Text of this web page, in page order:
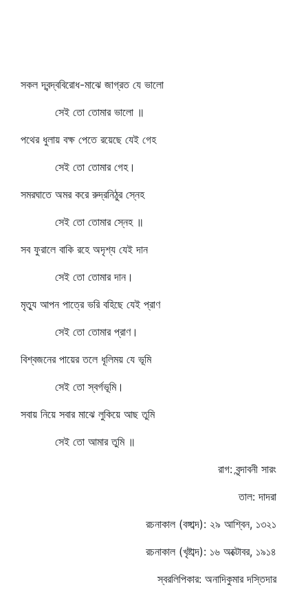
সকল দ্বন্দ্ববিরোধ-মাঝে জাগ্রত যে ভালো
সেই তো তোমার ভালো ॥
পথের ধুলায় বক্ষ পেতে রয়েছে যেই গেহ
সেই তো তোমার গেহ।
সমরঘাতে অমর করে রুদ্রনিঠুর স্নেহ
সেই তো তোমার স্নেহ ॥
সব ফুরালে বাকি রহে অদৃশ্য যেই দান
সেই তো তোমার দান।
মৃত্যু আপন পাত্রে ভরি বহিছে যেই প্রাণ
সেই তো তোমার প্রাণ।
বিশ্বজনের পায়ের তলে ধূলিময় যে ভূমি
সেই তো স্বর্গভূমি।
সবায় নিয়ে সবার মাঝে লুকিয়ে আছ তুমি
সেই তো আমার তুমি ॥
রাগ: বৃন্দাবনী সারং
তাল: দাদরা
রচনাকাল (বঙ্গাব্দ): ২৯ আশ্বিন, ১৩২১
রচনাকাল (খৃষ্টাব্দ): ১৬ অক্টোবর, ১৯১৪
স্বরলিপিকার: অনাদিকুমার দস্তিদার